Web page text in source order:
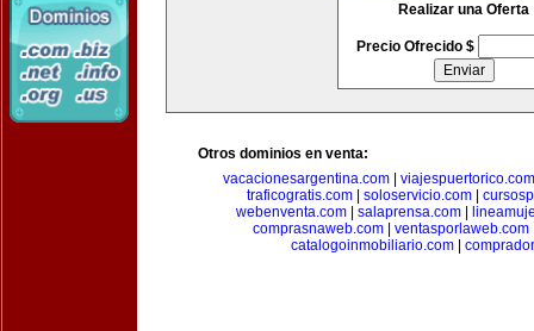
Realizar una Oferta
Precio Ofrecido $
Otros dominios en venta:
vacacionesargentina.com
viajespuertorico.com
traficogratis.com| soloservicio.com|
webenventa.com
salaprensa.com
comprasnaweb.com
ventasporlaweb.com
catalogoinmobiliario.com|